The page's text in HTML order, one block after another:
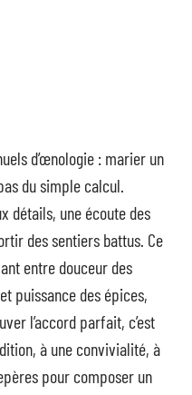
d’œnologie : marier un
du simple calcul.
détails, une écoute des
des sentiers battus. Ce
entre douceur des
puissance des épices,
l’accord parfait, c’est
à une convivialité, à
pour composer un